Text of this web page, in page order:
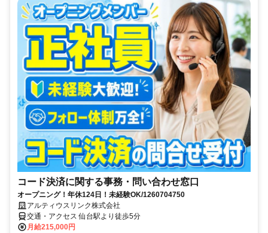
コード決済に関する事務・問い合わせ窓口
オープニング！年休124日！未経験OK/1260704750
アルティウスリンク株式会社
交通・アクセス 仙台駅より徒歩5分
月給215,000円